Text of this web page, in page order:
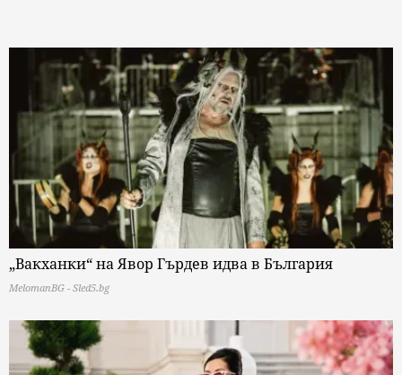
„Вакханки“ на Явор Гърдев идва в България
MelomanBG - Sled5.bg